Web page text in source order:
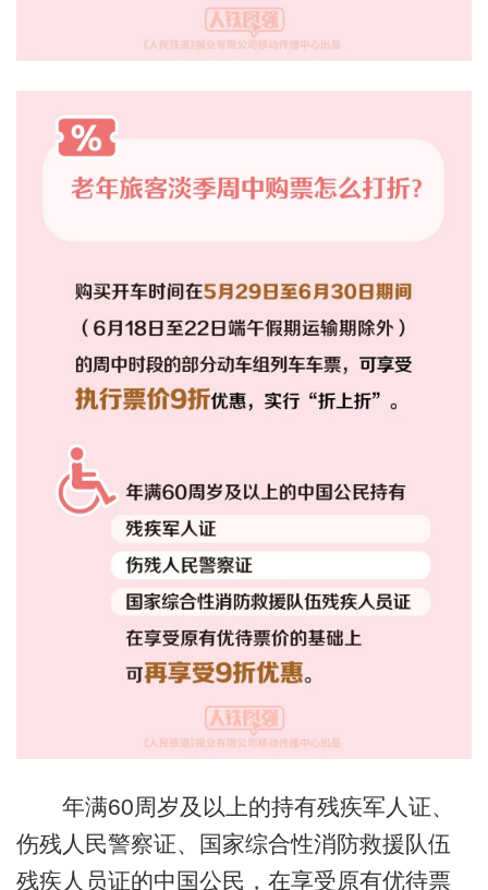
年满60周岁及以上的持有残疾军人证、
伤残人民警察证、国家综合性消防救援队伍
残疾人员证的中国公民，在享受原有优待票